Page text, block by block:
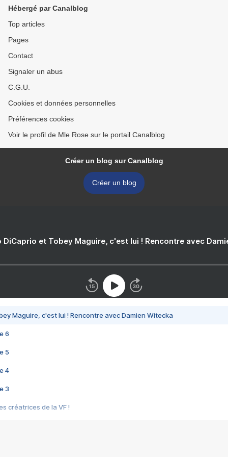
Hébergé par Canalblog
Top articles
Pages
Contact
Signaler un abus
C.G.U.
Cookies et données personnelles
Préférences cookies
Voir le profil de Mle Rose sur le portail Canalblog
Créer un blog sur Canalblog
Créer un blog
DiCaprio et Tobey Maguire, c'est lui ! Rencontre avec
Maguire, c'est lui ! Rencontre avec Damien Witecka
6
5
4
3
créatrices de la VF !